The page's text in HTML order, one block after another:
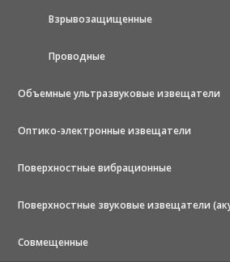
Взрывозащищенные
Проводные
Объемные ультразвуковые извещатели
Оптико-электронные извещатели
Поверхностные вибрационные
Поверхностные звуковые извещатели
Совмещенные